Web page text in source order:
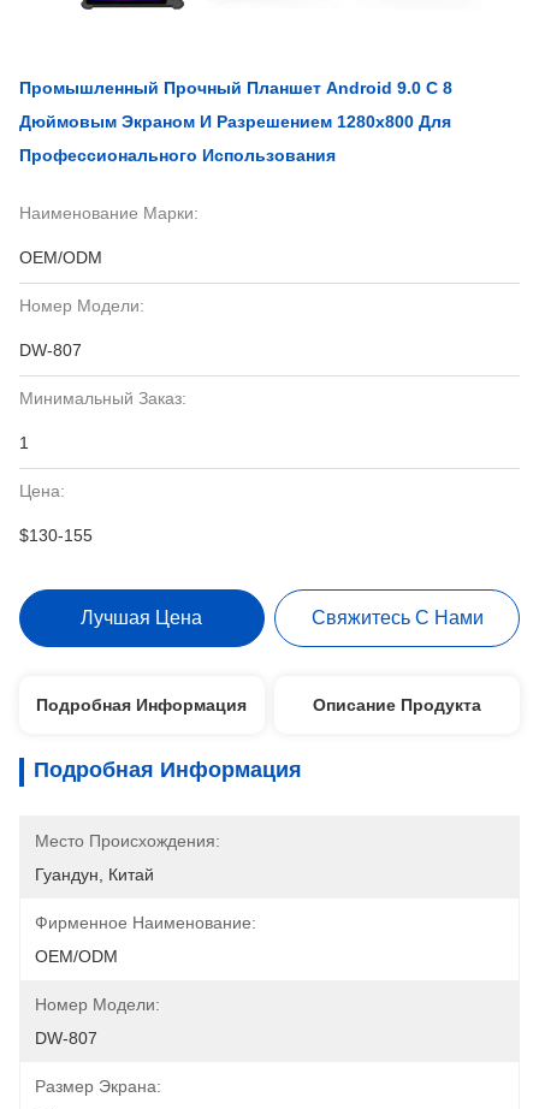
Промышленный Прочный Планшет Android 9.0 С 8
Дюймовым Экраном И Разрешением 1280x800 Для
Профессионального Использования
Наименование Марки:
OEM/ODM
Номер Модели:
DW-807
Минимальный Заказ:
1
Цена:
$130-155
Лучшая Цена Свяжитесь С Нами
Подробная Информация Описание Продукта
Подробная Информация
Место Происхождения:
Гуандун, Китай
Фирменное Наименование:
OEM/ODM
Номер Модели:
DW-807
Размер Экрана: